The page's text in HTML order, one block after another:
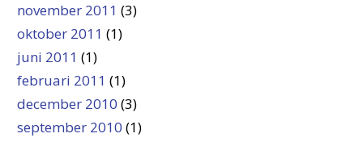
november 2011 (3)
oktober 2011 (1)
juni 2011 (1)
februari 2011 (1)
december 2010 (3)
september 2010 (1)